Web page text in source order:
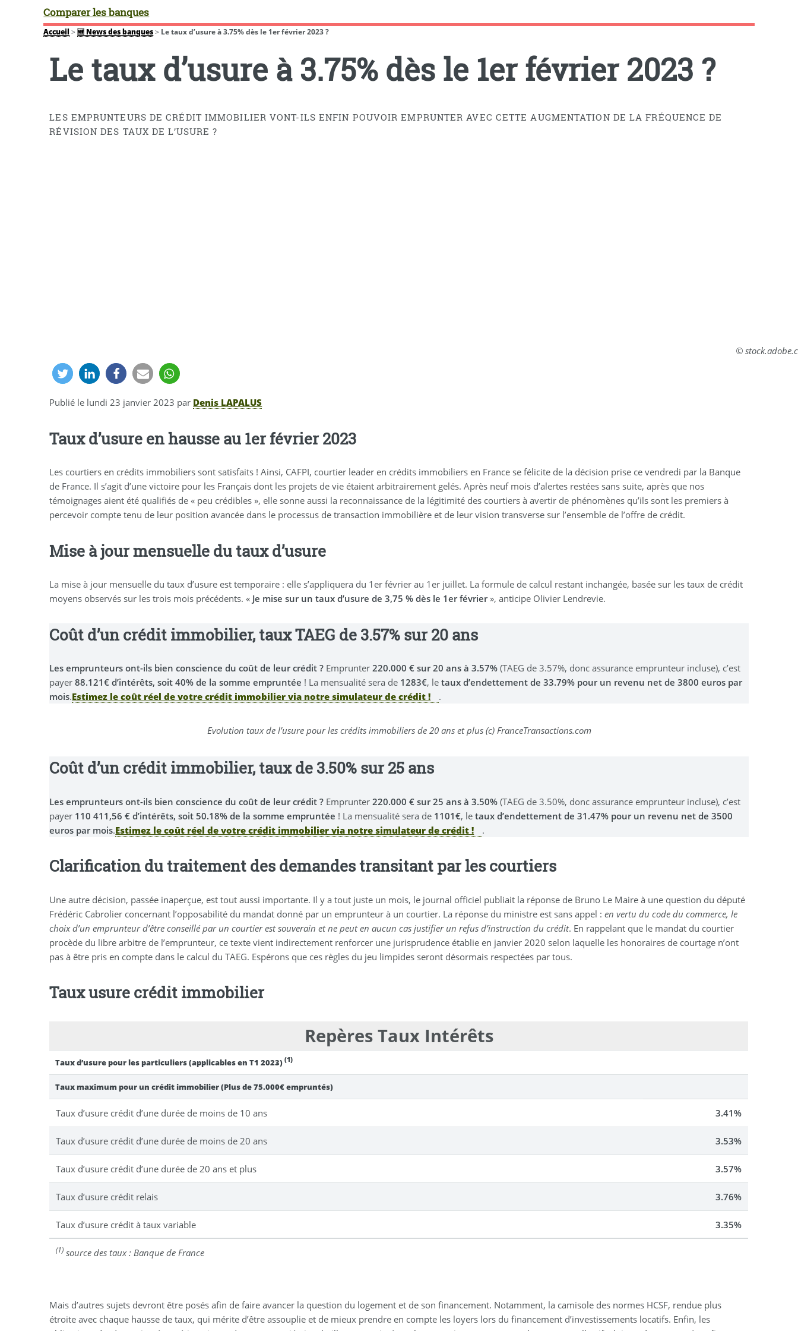
Comparer les banques
Accueil >🆕 News des banques> Le taux d’usure à 3.75% dès le 1er février 2023 ?
Le taux d’usure à 3.75% dès le 1er février 2023 ?
LES EMPRUNTEURS DE CRÉDIT IMMOBILIER VONT-ILS ENFIN POUVOIR EMPRUNTER AVEC CETTE AUGMENTATION DE LA FRÉQUENCE DE
RÉVISION DES TAUX DE L’USURE ?
©
Publié le lundi 23 janvier 2023 par Denis LAPALUS
Taux d’usure en hausse au 1er février 2023
Les courtiers en crédits immobiliers sont satisfaits ! Ainsi, CAFPI, courtier leader en crédits immobiliers en France se félicite de la décision prise ce vendredi par la Banque
de France. Il s’agit d’une victoire pour les Français dont les projets de vie étaient arbitrairement gelés. Après neuf mois d’alertes restées sans suite, après que nos
témoignages aient été qualifiés de « peu crédibles », elle sonne aussi la reconnaissance de la légitimité des courtiers à avertir de phénomènes qu’ils sont les premiers à
percevoir compte tenu de leur position avancée dans le processus de transaction immobilière et de leur vision transverse sur l’ensemble de l’offre de crédit.
Mise à jour mensuelle du taux d’usure
La mise à jour mensuelle du taux d’usure est temporaire : elle s’appliquera du 1er février au 1er juillet. La formule de calcul restant inchangée, basée sur les taux de crédit
moyens observés sur les trois mois précédents. « Je mise sur un taux d’usure de 3,75 % dès le 1er février», anticipe Olivier Lendrevie.
Coût d’un crédit immobilier, taux TAEG de 3.57% sur 20 ans
Les emprunteurs ont-ils bien conscience du coût de leur crédit ? Emprunter220.000 € sur 20 ans à 3.57% (TAEG de 3.57%, donc assurance emprunteur incluse), c’est
payer88.121€ d’intérêts, soit 40% de la somme empruntée ! La mensualité sera de 1283€, letaux d’endettement de 33.79% pour un revenu net de 3800 euros par
mois.Estimez le coût réel de votre crédit immobilier via notre simulateur de crédit ! .
Evolution taux de l’usure pour les crédits immobiliers de 20 ans et plus (c) FranceTransactions.com
Coût d’un crédit immobilier, taux de 3.50% sur 25 ans
Les emprunteurs ont-ils bien conscience du coût de leur crédit ? Emprunter220.000 € sur 25 ans à 3.50% (TAEG de 3.50%, donc assurance emprunteur incluse), c’est
payer 110 411,56 € d’intérêts, soit 50.18% de la somme empruntée ! La mensualité sera de 1101€, letaux d’endettement de 31.47% pour un revenu net de 3500
euros par mois.Estimez le coût réel de votre crédit immobilier via notre simulateur de crédit ! .
Clarification du traitement des demandes transitant par les courtiers
Une autre décision, passée inaperçue, est tout aussi importante. Il y a tout juste un mois, le journal officiel publiait la réponse de Bruno Le Maire à une question du député
Frédéric Cabrolier concernant l’opposabilité du mandat donné par un emprunteur à un courtier. La réponse du ministre est sans appel :en vertu du code du commerce, le
choix d’un emprunteur d’être conseillé par un courtier est souverain et ne peut en aucun cas justifier un refus d’instruction du crédit. En rappelant que le mandat du courtier
procède du libre arbitre de l’emprunteur, ce texte vient indirectement renforcer une jurisprudence établie en janvier 2020 selon laquelle les honoraires de courtage n’ont
pas à être pris en compte dans le calcul du TAEG. Espérons que ces règles du jeu limpides seront désormais respectées par tous.
Taux usure crédit immobilier
Repères Taux Intérêts
Taux d’usure pour les particuliers (applicables en T1 2023)(1)
Taux maximum pour un crédit immobilier (Plus de 75.000€ empruntés)
Taux d’usure crédit d’une durée de moins de 10 ans 3.41%
Taux d’usure crédit d’une durée de moins de 20 ans 3.53%
Taux d’usure crédit d’une durée de 20 ans et plus 3.57%
Taux d’usure crédit relais 3.76%
Taux d’usure crédit à taux variable 3.35%
(1) source des taux : Banque de France
Mais d’autres sujets devront être posés afin de faire avancer la question du logement et de son financement. Notamment, la camisole des normes HCSF, rendue plus
étroite avec chaque hausse de taux, qui mérite d’être assouplie et de mieux prendre en compte les loyers lors du financement d’investissements locatifs. Enfin, les